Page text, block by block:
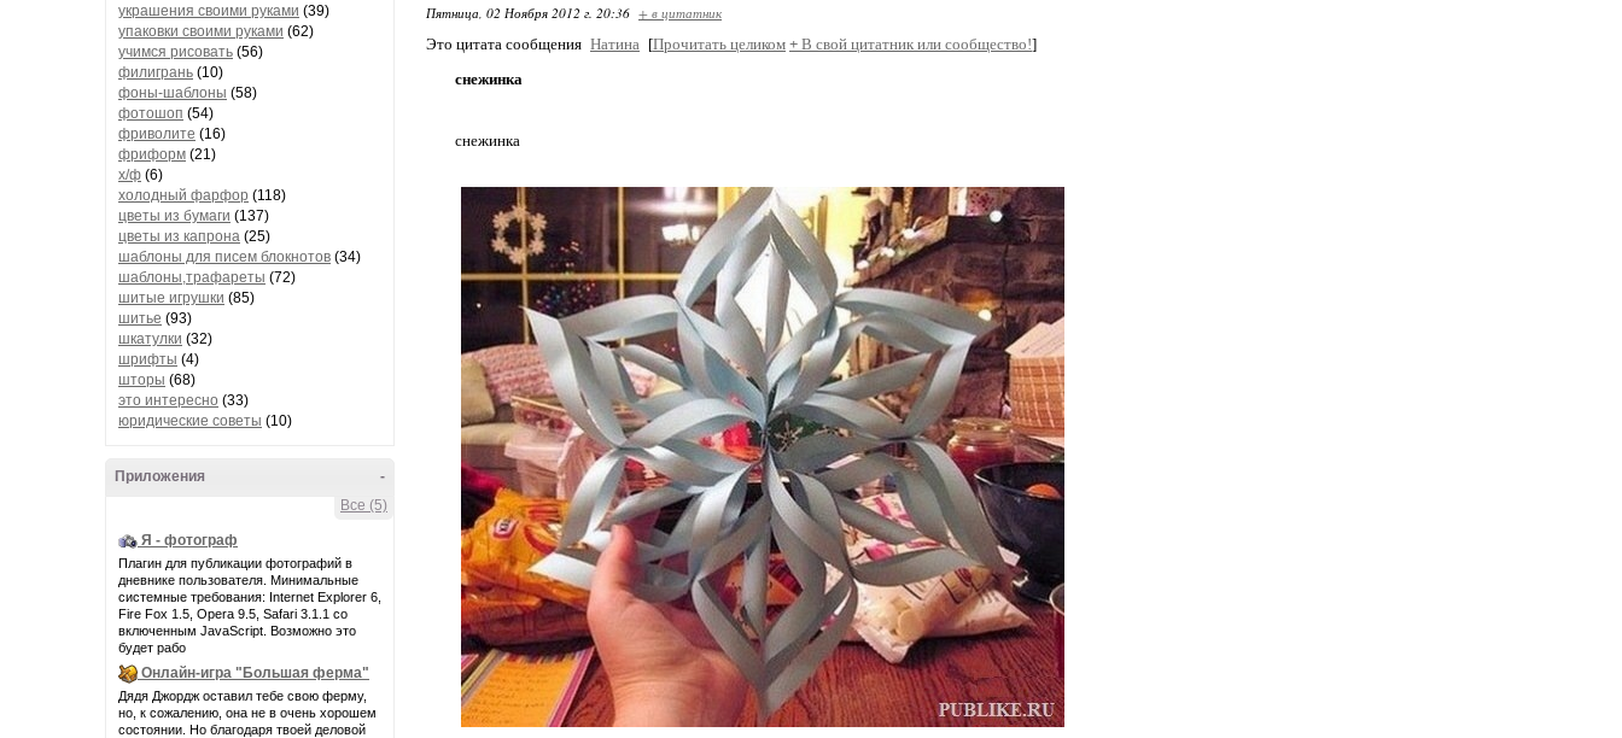
украшения своими руками (39)
упаковки своими руками (62)
учимся рисовать (56)
филигрань (10)
фоны-шаблоны (58)
фотошоп (54)
фриволите (16)
фриформ (21)
х/ф (6)
холодный фарфор (118)
цветы из бумаги (137)
цветы из капрона (25)
шаблоны для писем блокнотов (34)
шаблоны,трафареты (72)
шитые игрушки (85)
шитье (93)
шкатулки (32)
шрифты (4)
шторы (68)
это интересно (33)
юридические советы (10)
-
Приложения
Все (5)
Я - фотограф
Плагин для публикации фотографий в
дневнике пользователя. Минимальные
системные требования: Internet Explorer 6,
Fire Fox 1.5, Opera 9.5, Safari 3.1.1 со
включенным JavaScript. Возможно это
будет рабо
Онлайн-игра "Большая ферма"
Дядя Джордж оставил тебе свою ферму,
но, к сожалению, она не в очень хорошем
состоянии. Но благодаря твоей деловой
Пятница, 02 Ноября 2012 г. 20:36 + в цитатник
Это цитата сообщения Натина [Прочитать целиком + В свой цитатник или сообщество!]
снежинка
снежинка